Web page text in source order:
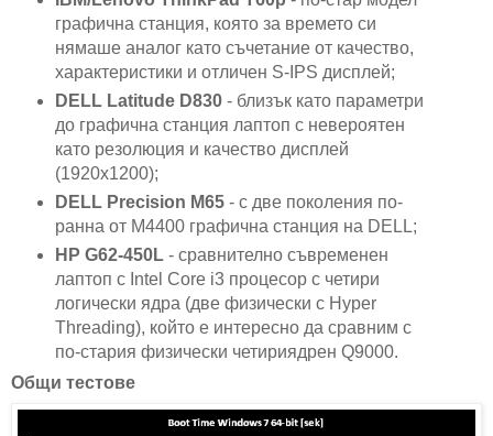
графична станция, която за времето си
нямаше аналог като съчетание от качество,
характеристики и отличен S-IPS дисплей;
DELL Latitude D830- близък като параметри
до графична станция лаптоп с невероятен
като резолюция и качество дисплей
(1920х1200);
DELL Precision M65- с две поколения по-
ранна от M4400 графична станция на DELL;
HP G62-450L- сравнително съвременен
лаптоп с Intel Core i3 процесор с четири
логически ядра (две физически с Hyper
Threading), който е интересно да сравним с
по-стария физически четириядрен Q9000.
Общи тестове